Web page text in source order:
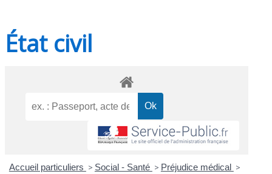
État civil
Accueil particuliers > Social - Santé > Préjudice médical >